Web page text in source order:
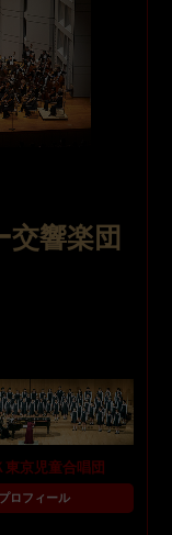
響楽団
東京児童合唱団
プロフィール